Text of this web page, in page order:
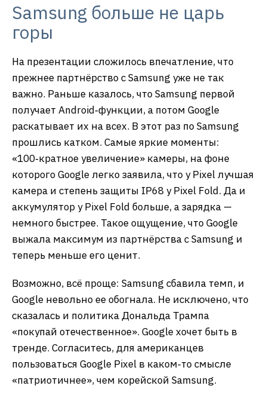
Samsung больше не царь
горы
На презентации сложилось впечатление, что
прежнее партнёрство с Samsung уже не так
важно. Раньше казалось, что Samsung первой
получает Android‑функции, а потом Google
раскатывает их на всех. В этот раз по Samsung
прошлись катком. Самые яркие моменты:
«100‑кратное увеличение» камеры, на фоне
которого Google легко заявила, что у Pixel лучшая
камера и степень защиты IP68 у Pixel Fold. Да и
аккумулятор у Pixel Fold больше, а зарядка —
немного быстрее. Такое ощущение, что Google
выжала максимум из партнёрства с Samsung и
теперь меньше его ценит.
Возможно, всё проще: Samsung сбавила темп, и
Google невольно ее обогнала. Не исключено, что
сказалась и политика Дональда Трампа
«покупай отечественное». Google хочет быть в
тренде. Согласитесь, для американцев
пользоваться Google Pixel в каком‑то смысле
«патриотичнее», чем корейской Samsung.